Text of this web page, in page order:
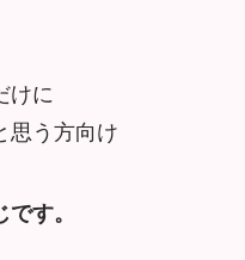
けに
思う方向け
す。